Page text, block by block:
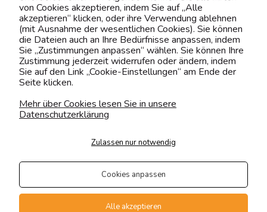
shop@yourhouse24.eu
Mo. - Fr. 07:00-15:00
Transportarten
Der Versand erfolgt per
private Spedition
Geprüfte Präsenz
von Cookies akzeptieren, indem Sie auf „Alle
akzeptieren“ klicken, oder ihre Verwendung ablehnen
(mit Ausnahme der wesentlichen Cookies). Sie können
die Dateien auch an Ihre Bedürfnisse anpassen, indem
Sie „Zustimmungen anpassen“ wählen. Sie können Ihre
Zustimmung jederzeit widerrufen oder ändern, indem
Sie auf den Link „Cookie-Einstellungen“ am Ende der
Seite klicken.
Mehr über Cookies lesen Sie in unsere
Datenschutzerklärung
Zulassen nur notwendig
Cookies anpassen
Alle akzeptieren